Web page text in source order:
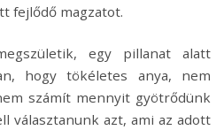
fejlődő magzatot.
egy pillanat alatt
hogy tökéletes anya, nem
számít mennyit gyötrődünk
választanunk azt, ami az adott